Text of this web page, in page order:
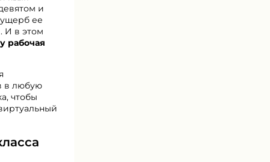
и
ущерб ее
И в этом
рабочая
в любую
чтобы